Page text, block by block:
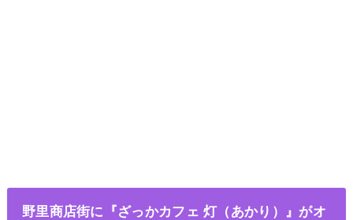
野里商店街に『ざっかカフェ 灯（あかり）』がオ